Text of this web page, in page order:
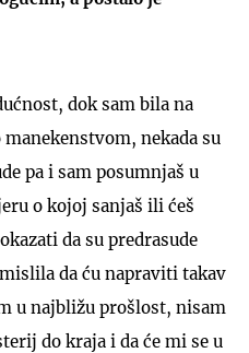
dok sam bila na
nekada su
pa i sam posumnjaš u
o kojoj sanjaš ili ćeš
da su predrasude
da ću napraviti takav
u najbližu prošlost, nisam
do kraja i da će mi se u